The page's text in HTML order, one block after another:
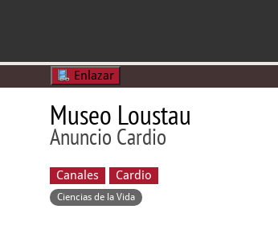
Enlazar
Museo Loustau
Anuncio Cardio
Canales Cardio
Ciencias de la Vida